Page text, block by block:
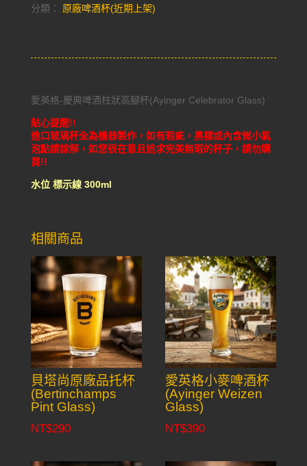
分類： 原廠啤酒杯(近期上架)
愛英格-慶典啤酒柱狀高腳杯(Ayinger Celebrator Glass)
貼心提醒!!
進口玻璃杯全為機器製作，如有瑕疵，黑標或內含微小氣
泡點請諒解，如您很在意且追求完美無瑕的杯子，請勿購
買!!
水位 標示線 300ml
相關商品
貝塔尚原廠品托杯
(Bertinchamps
Pint Glass)
NT$290
愛英格小麥啤酒杯
(Ayinger Weizen
Glass)
NT$390